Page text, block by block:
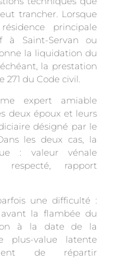
trancher. Lorsque
principale
à Saint-Servan ou
la liquidation du
la prestation
271 du Code civil.
expert amiable
deux époux et leurs
désigné par le
les deux cas, la
: valeur vénale
respecté, rapport
une difficulté :
la flambée du
à la date de la
plus-value latente
de répartir